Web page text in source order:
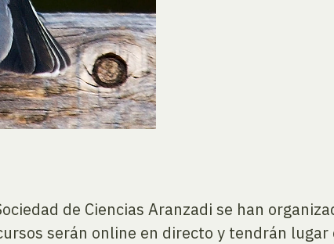
de Ciencias Aranzadi se han
serán online en directo y tendrán